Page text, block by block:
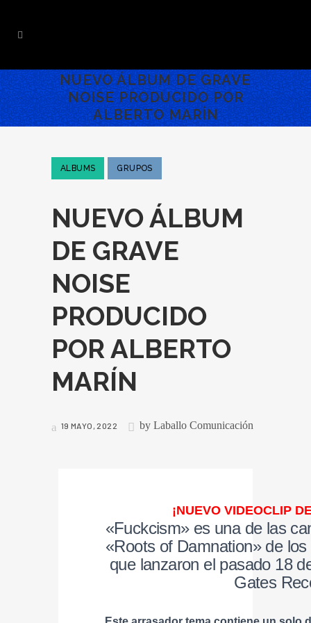
NUEVO ÁLBUM DE GRAVE
NOISE PRODUCIDO POR
ALBERTO MARÍN
ALBUMS GRUPOS
NUEVO ÁLBUM
DE GRAVE
NOISE
PRODUCIDO
POR ALBERTO
MARÍN
19 MAYO, 2022 byLaballo Comunicación
¡NUEVO VIDEOCLIP
«Fuckcism» es una de las
«Roots of Damnation» de
que lanzaron el pasado 18
Gates